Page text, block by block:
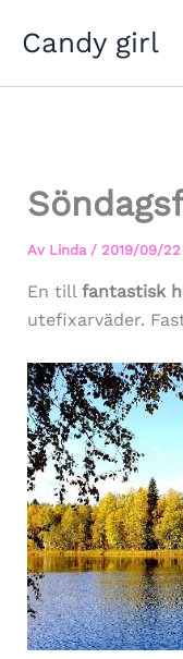
Candy girl
Av Linda / 2019/09/22
En till fantastisk
utefixarväder.